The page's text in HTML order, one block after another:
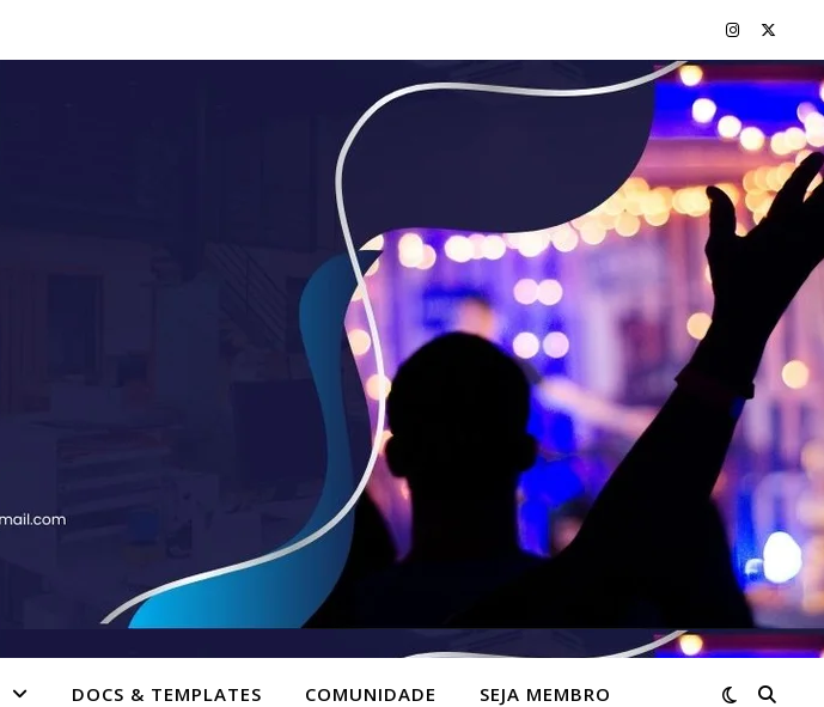
DOCS & TEMPLATES COMUNIDADE SEJA MEMBRO